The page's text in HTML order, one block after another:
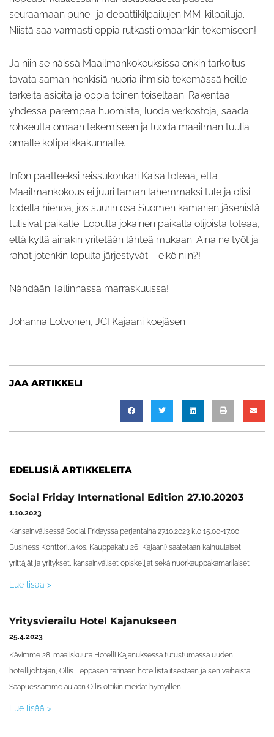
seuraamaan puhe- ja debattikilpailujen MM-kilpailuja.
Niistä saa varmasti oppia rutkasti omaankin tekemiseen!
Ja niin se näissä Maailmankokouksissa onkin tarkoitus:
tavata saman henkisiä nuoria ihmisiä tekemässä heille
tärkeitä asioita ja oppia toinen toiseltaan. Rakentaa
yhdessä parempaa huomista, luoda verkostoja, saada
rohkeutta omaan tekemiseen ja tuoda maailman tuulia
omalle kotipaikkakunnalle.
Infon päätteeksi reissukonkari Kaisa toteaa, että
Maailmankokous ei juuri tämän lähemmäksi tule ja olisi
todella hienoa, jos suurin osa Suomen kamarien jäsenistä
tulisivat paikalle. Lopulta jokainen paikalla olijoista toteaa,
että kyllä ainakin yritetään lähteä mukaan. Aina ne työt ja
rahat jotenkin lopulta järjestyvät – eikö niin?!
Nähdään Tallinnassa marraskuussa!
Johanna Lotvonen, JCI Kajaani koejäsen
JAA ARTIKKELI
EDELLISIÄ ARTIKKELEITA
Social Friday International Edition 27.10.20203
1.10.2023
Kansainvälisessä Social Fridayssa perjantaina 27.10.2023 klo 15.00-17.00
Business Konttorilla (os. Kauppakatu 26, Kajaani) saatetaan kainuulaiset
yrittäjät ja yritykset, kansainväliset opiskelijat sekä nuorkauppakamarilaiset
Lue lisää >
Yritysvierailu Hotel Kajanukseen
25.4.2023
Kävimme 28. maaliskuuta Hotelli Kajanuksessa tutustumassa uuden
hotellijohtajan, Ollis Leppäsen tarinaan hotellista itsestään ja sen vaiheista.
Saapuessamme aulaan Ollis ottikin meidät hymyillen
Lue lisää >